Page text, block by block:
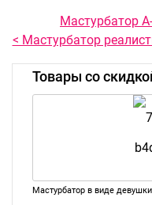
Мастурбатор
< Мастурбатор
Товары со
Мастурбатор в виде